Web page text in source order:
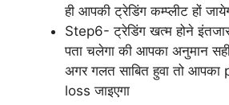
ही आपकी ट्रेडिंग कम्प्लीट हों
Step6- ट्रेडिंग खत्म होने
पता चलेगा की आपका अनुमान सही
अगर गलत साबित हुवा तो
loss जाइएगा